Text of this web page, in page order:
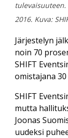
tulevaisuuteen.
2016. Kuva:
Järjestelyn
noin 70
SHIFT
omistajana
SHIFT
mutta
Joonas
uudeksi